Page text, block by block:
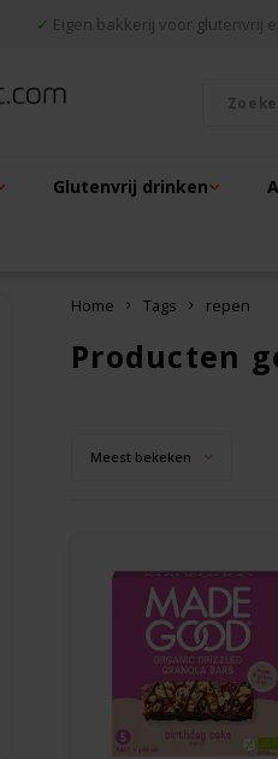
✓ Eigen bakkerij voor glutenvrij
Glutenvrij drinken
Home Tags repen
Producten
Meest bekeken